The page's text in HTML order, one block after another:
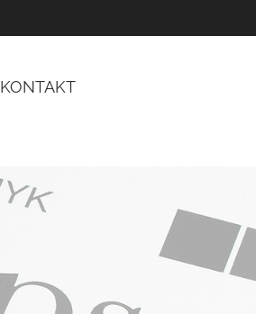
KONTAKT